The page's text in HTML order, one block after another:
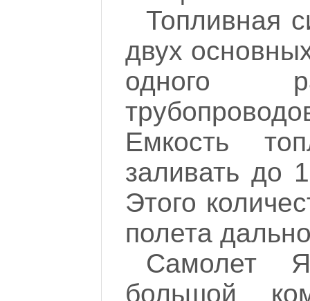
Топливная
двух
одного
Емкость
заливать до
Этого
полета
Самолет
большой